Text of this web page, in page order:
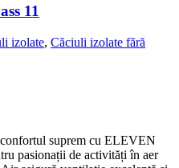
11
izolate, Căciuli izolate fără
confortul suprem cu ELEVEN
pasionații de activități în aer